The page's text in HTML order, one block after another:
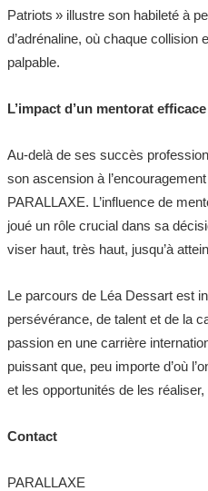
Patriots » illustre son habileté à
d’adrénaline, où chaque collision
palpable.
L’impact d’un mentorat efficace
Au-delà de ses succès
son ascension à
PARALLAXE. L’influence de
joué un rôle crucial dans sa
viser haut, très haut, jusqu’à
Le parcours de Léa Dessart est
persévérance, de talent et de la
passion en une carrière
puissant que, peu importe d’où
et les opportunités de les réaliser,
Contact
PARALLAXE